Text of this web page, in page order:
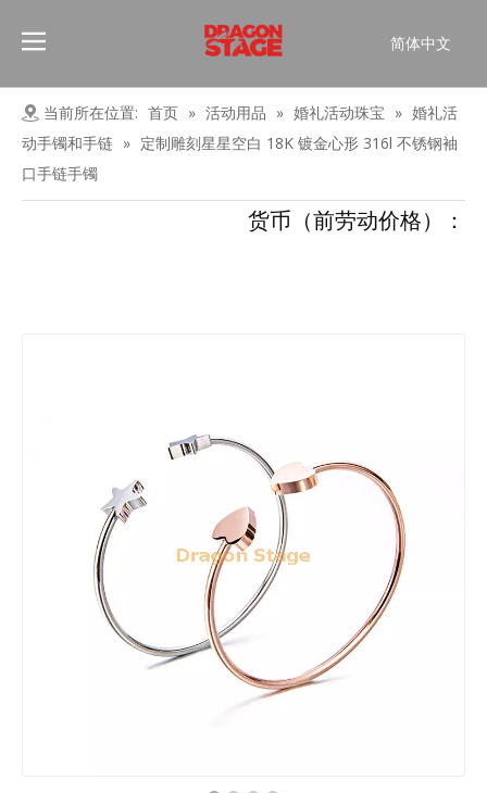
简体中文
Pусский
Español
العربية
English
当前所在位置: 首页 » 活动用品 » 婚礼活动珠宝 » 婚礼活
动手镯和手链 » 定制雕刻星星空白 18K 镀金心形 316l 不锈钢袖
口手链手镯
货币（前劳动价格）：